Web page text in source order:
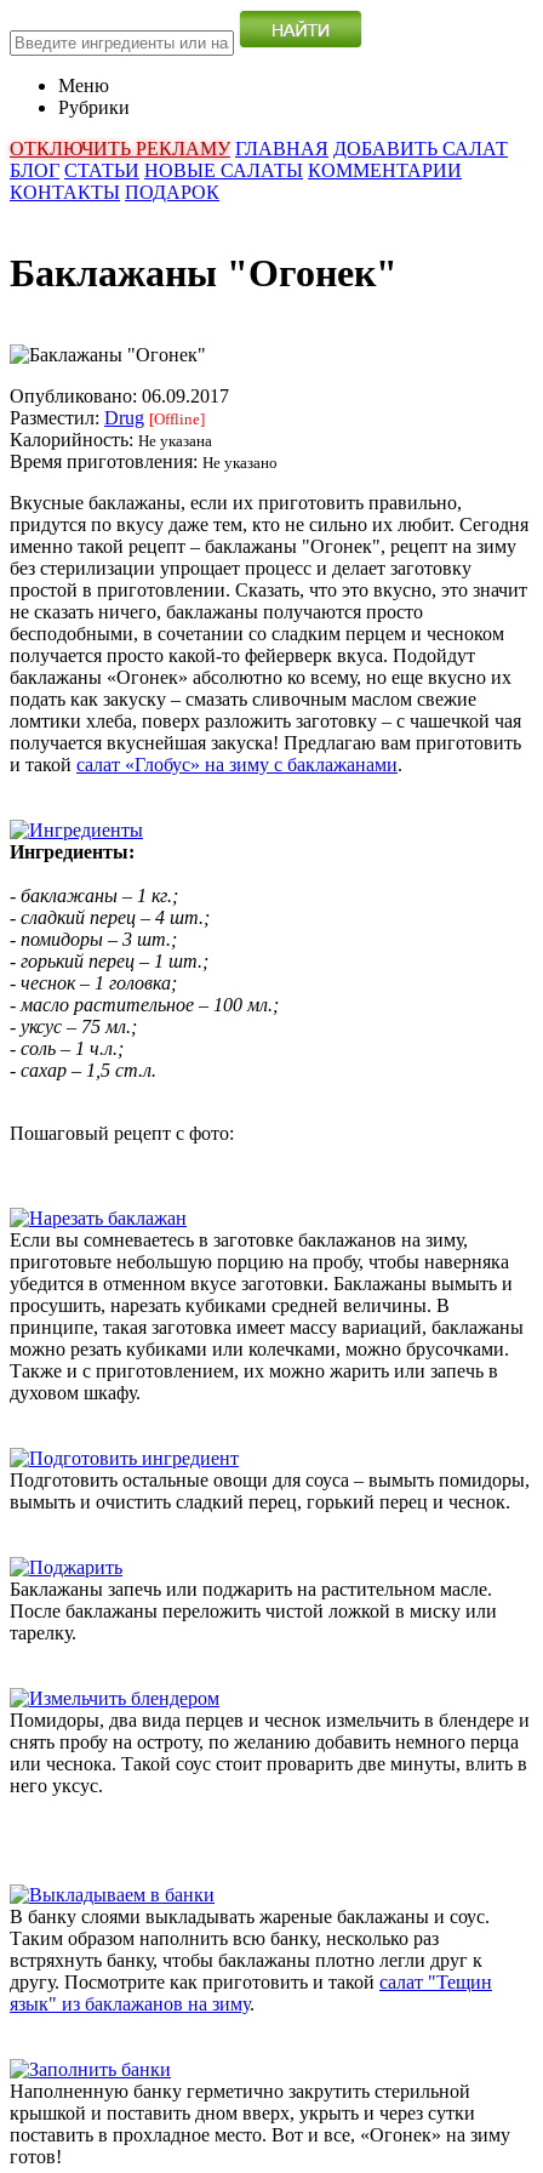
Меню
Рубрики
ОТКЛЮЧИТЬ РЕКЛАМУ ГЛАВНАЯ ДОБАВИТЬ САЛАТ
БЛОГ СТАТЬИ НОВЫЕ САЛАТЫ КОММЕНТАРИИ
КОНТАКТЫ ПОДАРОК
Баклажаны "Огонек"
Опубликовано: 06.09.2017
Разместил: Drug [Offline]
Калорийность: Не указана
Время приготовления: Не указано
Вкусные баклажаны, если их приготовить правильно,
придутся по вкусу даже тем, кто не сильно их любит. Сегодня
именно такой рецепт – баклажаны "Огонек", рецепт на зиму
без стерилизации упрощает процесс и делает заготовку
простой в приготовлении. Сказать, что это вкусно, это значит
не сказать ничего, баклажаны получаются просто
бесподобными, в сочетании со сладким перцем и чесноком
получается просто какой-то фейерверк вкуса. Подойдут
баклажаны «Огонек» абсолютно ко всему, но еще вкусно их
подать как закуску – смазать сливочным маслом свежие
ломтики хлеба, поверх разложить заготовку – с чашечкой чая
получается вкуснейшая закуска! Предлагаю вам приготовить
и такой салат «Глобус» на зиму с баклажанами.
Ингредиенты:
- баклажаны – 1 кг.;
- сладкий перец – 4 шт.;
- помидоры – 3 шт.;
- горький перец – 1 шт.;
- чеснок – 1 головка;
- масло растительное – 100 мл.;
- уксус – 75 мл.;
- соль – 1 ч.л.;
- сахар – 1,5 ст.л.
Пошаговый рецепт с фото:
Если вы сомневаетесь в заготовке баклажанов на зиму,
приготовьте небольшую порцию на пробу, чтобы наверняка
убедится в отменном вкусе заготовки. Баклажаны вымыть и
просушить, нарезать кубиками средней величины. В
принципе, такая заготовка имеет массу вариаций, баклажаны
можно резать кубиками или колечками, можно брусочками.
Также и с приготовлением, их можно жарить или запечь в
духовом шкафу.
Подготовить остальные овощи для соуса – вымыть помидоры,
вымыть и очистить сладкий перец, горький перец и чеснок.
Баклажаны запечь или поджарить на растительном масле.
После баклажаны переложить чистой ложкой в миску или
тарелку.
Помидоры, два вида перцев и чеснок измельчить в блендере и
снять пробу на остроту, по желанию добавить немного перца
или чеснока. Такой соус стоит проварить две минуты, влить в
него уксус.
В банку слоями выкладывать жареные баклажаны и соус.
Таким образом наполнить всю банку, несколько раз
встряхнуть банку, чтобы баклажаны плотно легли друг к
другу. Посмотрите как приготовить и такой салат "Тещин
язык" из баклажанов на зиму.
Наполненную банку герметично закрутить стерильной
крышкой и поставить дном вверх, укрыть и через сутки
поставить в прохладное место. Вот и все, «Огонек» на зиму
готов!